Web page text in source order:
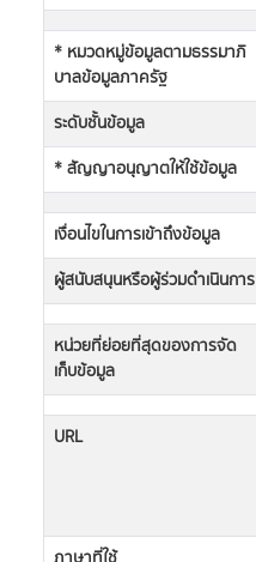
* หมวดหมู่ข้อมูลตามธรรมาภิ
บาลข้อมูลภาครัฐ
ระดับชั้นข้อมูล
* สัญญาอนุญาตให้ใช้ข้อมูล
เงื่อนไขในการเข้าถึงข้อมูล
ผู้สนับสนุนหรือผู้ร่วมดำเนินการ
หน่วยที่ย่อยที่สุดของการจัด
เก็บข้อมูล
URL